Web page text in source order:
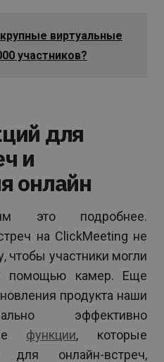
виртуальные
участников?
для
и
онлайн
это подробнее.
на ClickMeeting не
чтобы участники могли
помощью камер. Еще
продукта наши
эффективно
функции, которые
для онлайн-встреч,